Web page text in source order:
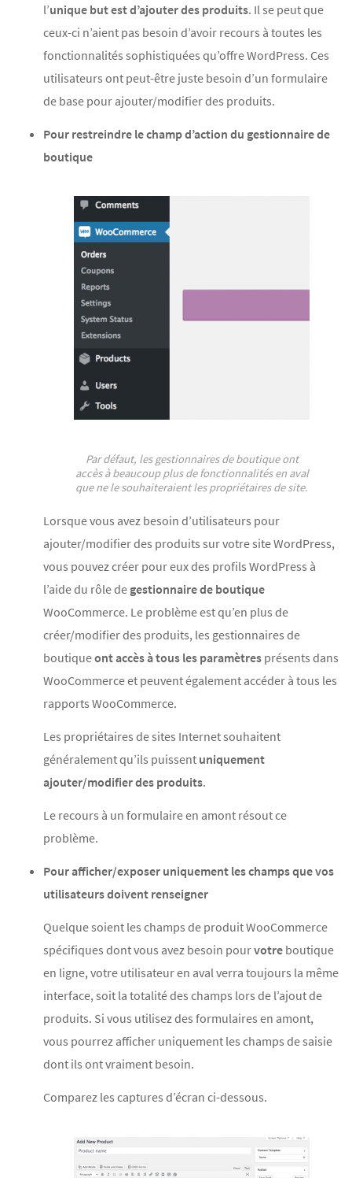
l’unique but est d’ajouter des produits. Il se peut que
ceux-ci n’aient pas besoin d’avoir recours à toutes les
fonctionnalités sophistiquées qu’offre WordPress. Ces
utilisateurs ont peut-être juste besoin d’un formulaire
de base pour ajouter/modifier des produits.
Pour restreindre le champ d’action du gestionnaire de
boutique
Par défaut, les gestionnaires de boutique ont
accès à beaucoup plus de fonctionnalités en aval
que ne le souhaiteraient les propriétaires de site.
Lorsque vous avez besoin d’utilisateurs pour
ajouter/modifier des produits sur votre site WordPress,
vous pouvez créer pour eux des profils WordPress à
l’aide du rôle de gestionnaire de boutique
WooCommerce. Le problème est qu’en plus de
créer/modifier des produits, les gestionnaires de
boutiqueont accès à tous les paramètres présents dans
WooCommerce et peuvent également accéder à tous les
rapports WooCommerce.
Les propriétaires de sites Internet souhaitent
généralement qu’ils puissent uniquement
ajouter/modifier des produits.
Le recours à un formulaire en amont résout ce
problème.
Pour afficher/exposer uniquement les champs que vos
utilisateurs doivent renseigner
Quelque soient les champs de produit WooCommerce
spécifiques dont vous avez besoin pourvotre boutique
en ligne, votre utilisateur en aval verra toujours la même
interface, soit la totalité des champs lors de l’ajout de
produits. Si vous utilisez des formulaires en amont,
vous pourrez afficher uniquement les champs de saisie
dont ils ont vraiment besoin.
Comparez les captures d’écran ci-dessous.